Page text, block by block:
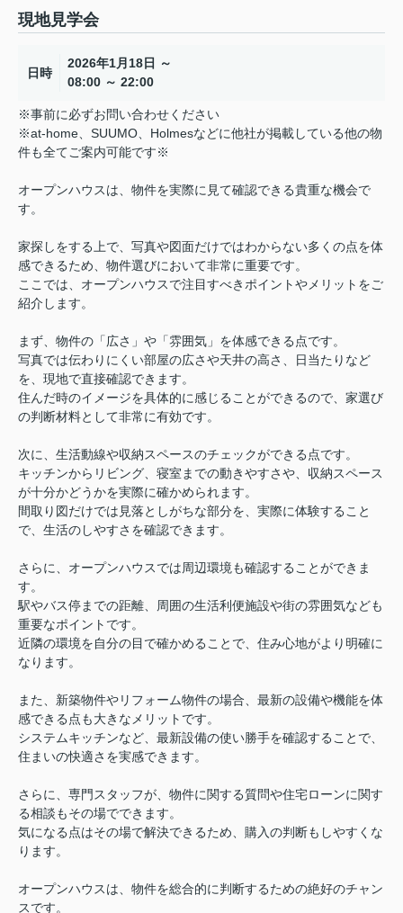
現地見学会
日時
2026年1月18日 ～
08:00 ～ 22:00
※事前に必ずお問い合わせください
※at-home、SUUMO、Holmesなどに他社が掲載している他の物
件も全てご案内可能です※
オープンハウスは、物件を実際に見て確認できる貴重な機会で
す。
家探しをする上で、写真や図面だけではわからない多くの点を体
感できるため、物件選びにおいて非常に重要です。
ここでは、オープンハウスで注目すべきポイントやメリットをご
紹介します。
まず、物件の「広さ」や「雰囲気」を体感できる点です。
写真では伝わりにくい部屋の広さや天井の高さ、日当たりなど
を、現地で直接確認できます。
住んだ時のイメージを具体的に感じることができるので、家選び
の判断材料として非常に有効です。
次に、生活動線や収納スペースのチェックができる点です。
キッチンからリビング、寝室までの動きやすさや、収納スペース
が十分かどうかを実際に確かめられます。
間取り図だけでは見落としがちな部分を、実際に体験すること
で、生活のしやすさを確認できます。
さらに、オープンハウスでは周辺環境も確認することができま
す。
駅やバス停までの距離、周囲の生活利便施設や街の雰囲気なども
重要なポイントです。
近隣の環境を自分の目で確かめることで、住み心地がより明確に
なります。
また、新築物件やリフォーム物件の場合、最新の設備や機能を体
感できる点も大きなメリットです。
システムキッチンなど、最新設備の使い勝手を確認することで、
住まいの快適さを実感できます。
さらに、専門スタッフが、物件に関する質問や住宅ローンに関す
る相談もその場でできます。
気になる点はその場で解決できるため、購入の判断もしやすくな
ります。
オープンハウスは、物件を総合的に判断するための絶好のチャン
スです。